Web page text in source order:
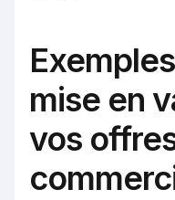
mise en
vos